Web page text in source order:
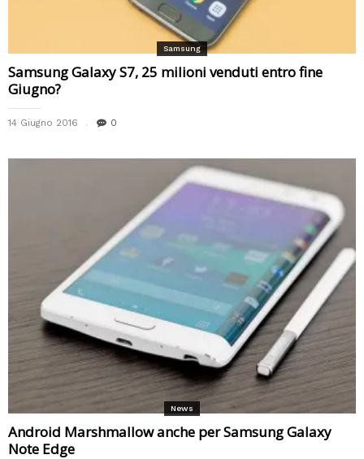
Samsung
Samsung Galaxy S7, 25 milioni venduti entro fine
Giugno?
14 Giugno 2016 0
News
Android Marshmallow anche per Samsung Galaxy
Note Edge